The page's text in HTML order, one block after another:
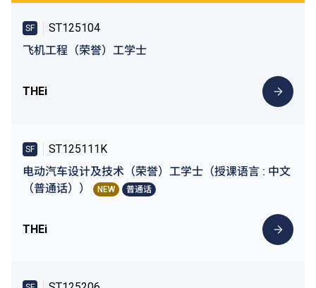
SF
ST125104
飞机工程（荣誉）工学士
THEi
SF
ST125111K
电动汽车设计及技术（荣誉）工学士（授课语言 : 中文
（普通话））
NEW 普通话
THEi